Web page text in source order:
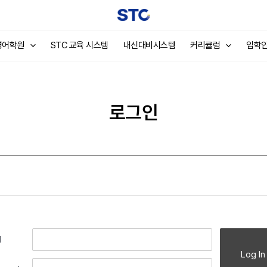
학원 STC 교육 시스템 내신대비시스템 커리큘럼 입학
로그인
Log In